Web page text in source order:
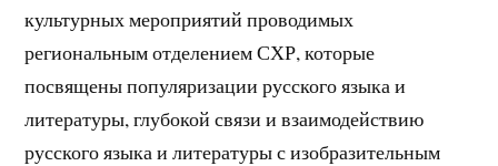
культурных мероприятий проводимых
региональным отделением СХР, которые
посвящены популяризации русского языка и
литературы, глубокой связи и взаимодействию
русского языка и литературы с изобразительным